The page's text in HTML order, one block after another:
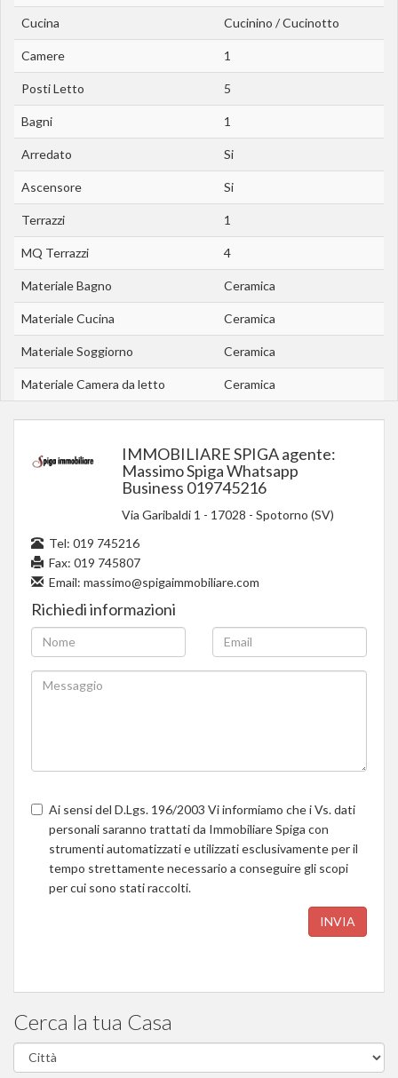
Cucina Cucinino / Cucinotto
Camere 1
Posti Letto 5
Bagni 1
Arredato Si
Ascensore Si
Terrazzi 1
MQ Terrazzi 4
Materiale Bagno Ceramica
Materiale Cucina Ceramica
Materiale Soggiorno Ceramica
Materiale Camera da letto Ceramica
IMMOBILIARE SPIGA agente:
Massimo Spiga Whatsapp
Business 019745216
Via Garibaldi 1 - 17028 - Spotorno (SV)
Tel: 019 745216
Fax: 019 745807
Email: massimo@spigaimmobiliare.com
Richiedi informazioni
Ai sensi del D.Lgs. 196/2003 Vi informiamo che i Vs. dati
personali saranno trattati da Immobiliare Spiga con
strumenti automatizzati e utilizzati esclusivamente per il
tempo strettamente necessario a conseguire gli scopi
per cui sono stati raccolti.
INVIA
Cerca la tua Casa